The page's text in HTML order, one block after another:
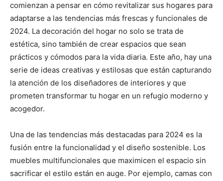
comienzan a pensar en cómo revitalizar sus hogares para
adaptarse a las tendencias más frescas y funcionales de
2024. La decoración del hogar no solo se trata de
estética, sino también de crear espacios que sean
prácticos y cómodos para la vida diaria. Este año, hay una
serie de ideas creativas y estilosas que están capturando
la atención de los diseñadores de interiores y que
prometen transformar tu hogar en un refugio moderno y
acogedor.
Una de las tendencias más destacadas para 2024 es la
fusión entre la funcionalidad y el diseño sostenible. Los
muebles multifuncionales que maximicen el espacio sin
sacrificar el estilo están en auge. Por ejemplo, camas con